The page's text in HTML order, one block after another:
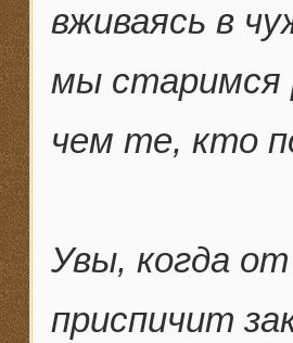
вживаясь в
мы старимся
чем те, кто
Увы, когда от
приспичит